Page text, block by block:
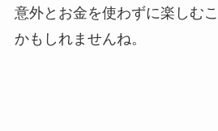
意外とお金を使わずに楽しむ
かもしれませんね。